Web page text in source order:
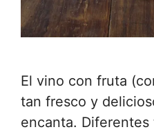
El vino con fruta
tan fresco y
encanta.